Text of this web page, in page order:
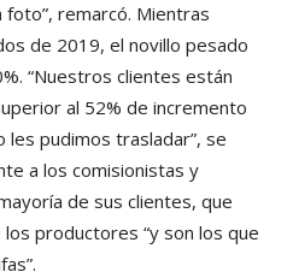
remarcó. Mientras
de 2019, el novillo pesado
“Nuestros clientes están
al 52% de incremento
pudimos trasladar”, se
a los comisionistas y
de sus clientes, que
productores “y son los que